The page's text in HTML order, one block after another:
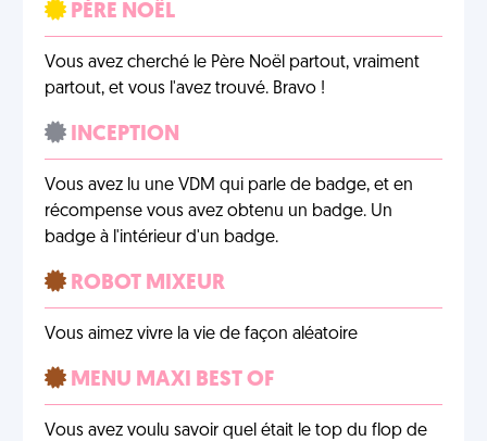
PÈRE NOËL
Vous avez cherché le Père Noël partout, vraiment
partout, et vous l'avez trouvé. Bravo !
INCEPTION
Vous avez lu une VDM qui parle de badge, et en
récompense vous avez obtenu un badge. Un
badge à l'intérieur d'un badge.
ROBOT MIXEUR
Vous aimez vivre la vie de façon aléatoire
MENU MAXI BEST OF
Vous avez voulu savoir quel était le top du flop de